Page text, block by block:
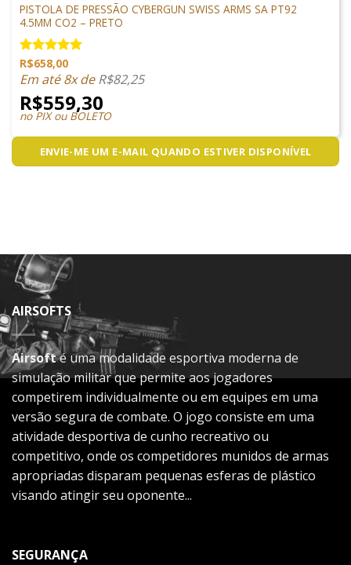
PISTOLA DE PRESSÃO CYBERGUN SWISS ARMS SA PT92
4.5MM CO2 – PRETO
Avaliação
5.00 de 5
R$658,00
Em até 8x deR$82,25
R$559,30
no PIX ou BOLETO
ENVIE-ME UM E-MAIL QUANDO ESTIVER DISPONÍVEL
AIRSOFTS
Airsofté uma modalidade esportiva moderna de
simulação militar que permite aos jogadores
competirem individualmente ou em equipes em uma
versão segura de combate. O jogo consiste em uma
atividade desportiva de cunho recreativo ou
competitivo, onde os competidores munidos de armas
apropriadas disparam pequenas esferas de plástico
visando atingir seu oponente...
SEGURANÇA